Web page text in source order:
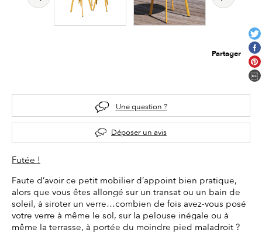
Partager
Une question ?
Déposer un avis
Futée !
Faute d’avoir ce petit mobilier d’appoint bien pratique,
alors que vous êtes allongé sur un transat ou un bain de
soleil, à siroter un verre…combien de fois avez-vous posé
votre verre à même le sol, sur la pelouse inégale ou à
même la terrasse, à portée du moindre pied maladroit ?